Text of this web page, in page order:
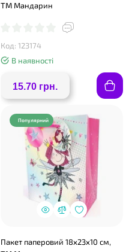
ТМ Мандарин
Код: 123174
В наявності
15.70 грн.
Популярний
Пакет паперовий 18х23х10 см,